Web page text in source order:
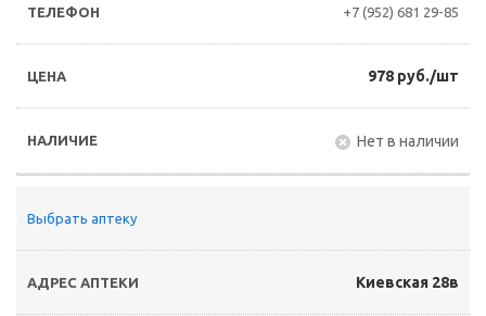
+7 (952) 681 29-85
978 руб./шт
Нет в наличии
Выбрать аптеку
Киевская 28в